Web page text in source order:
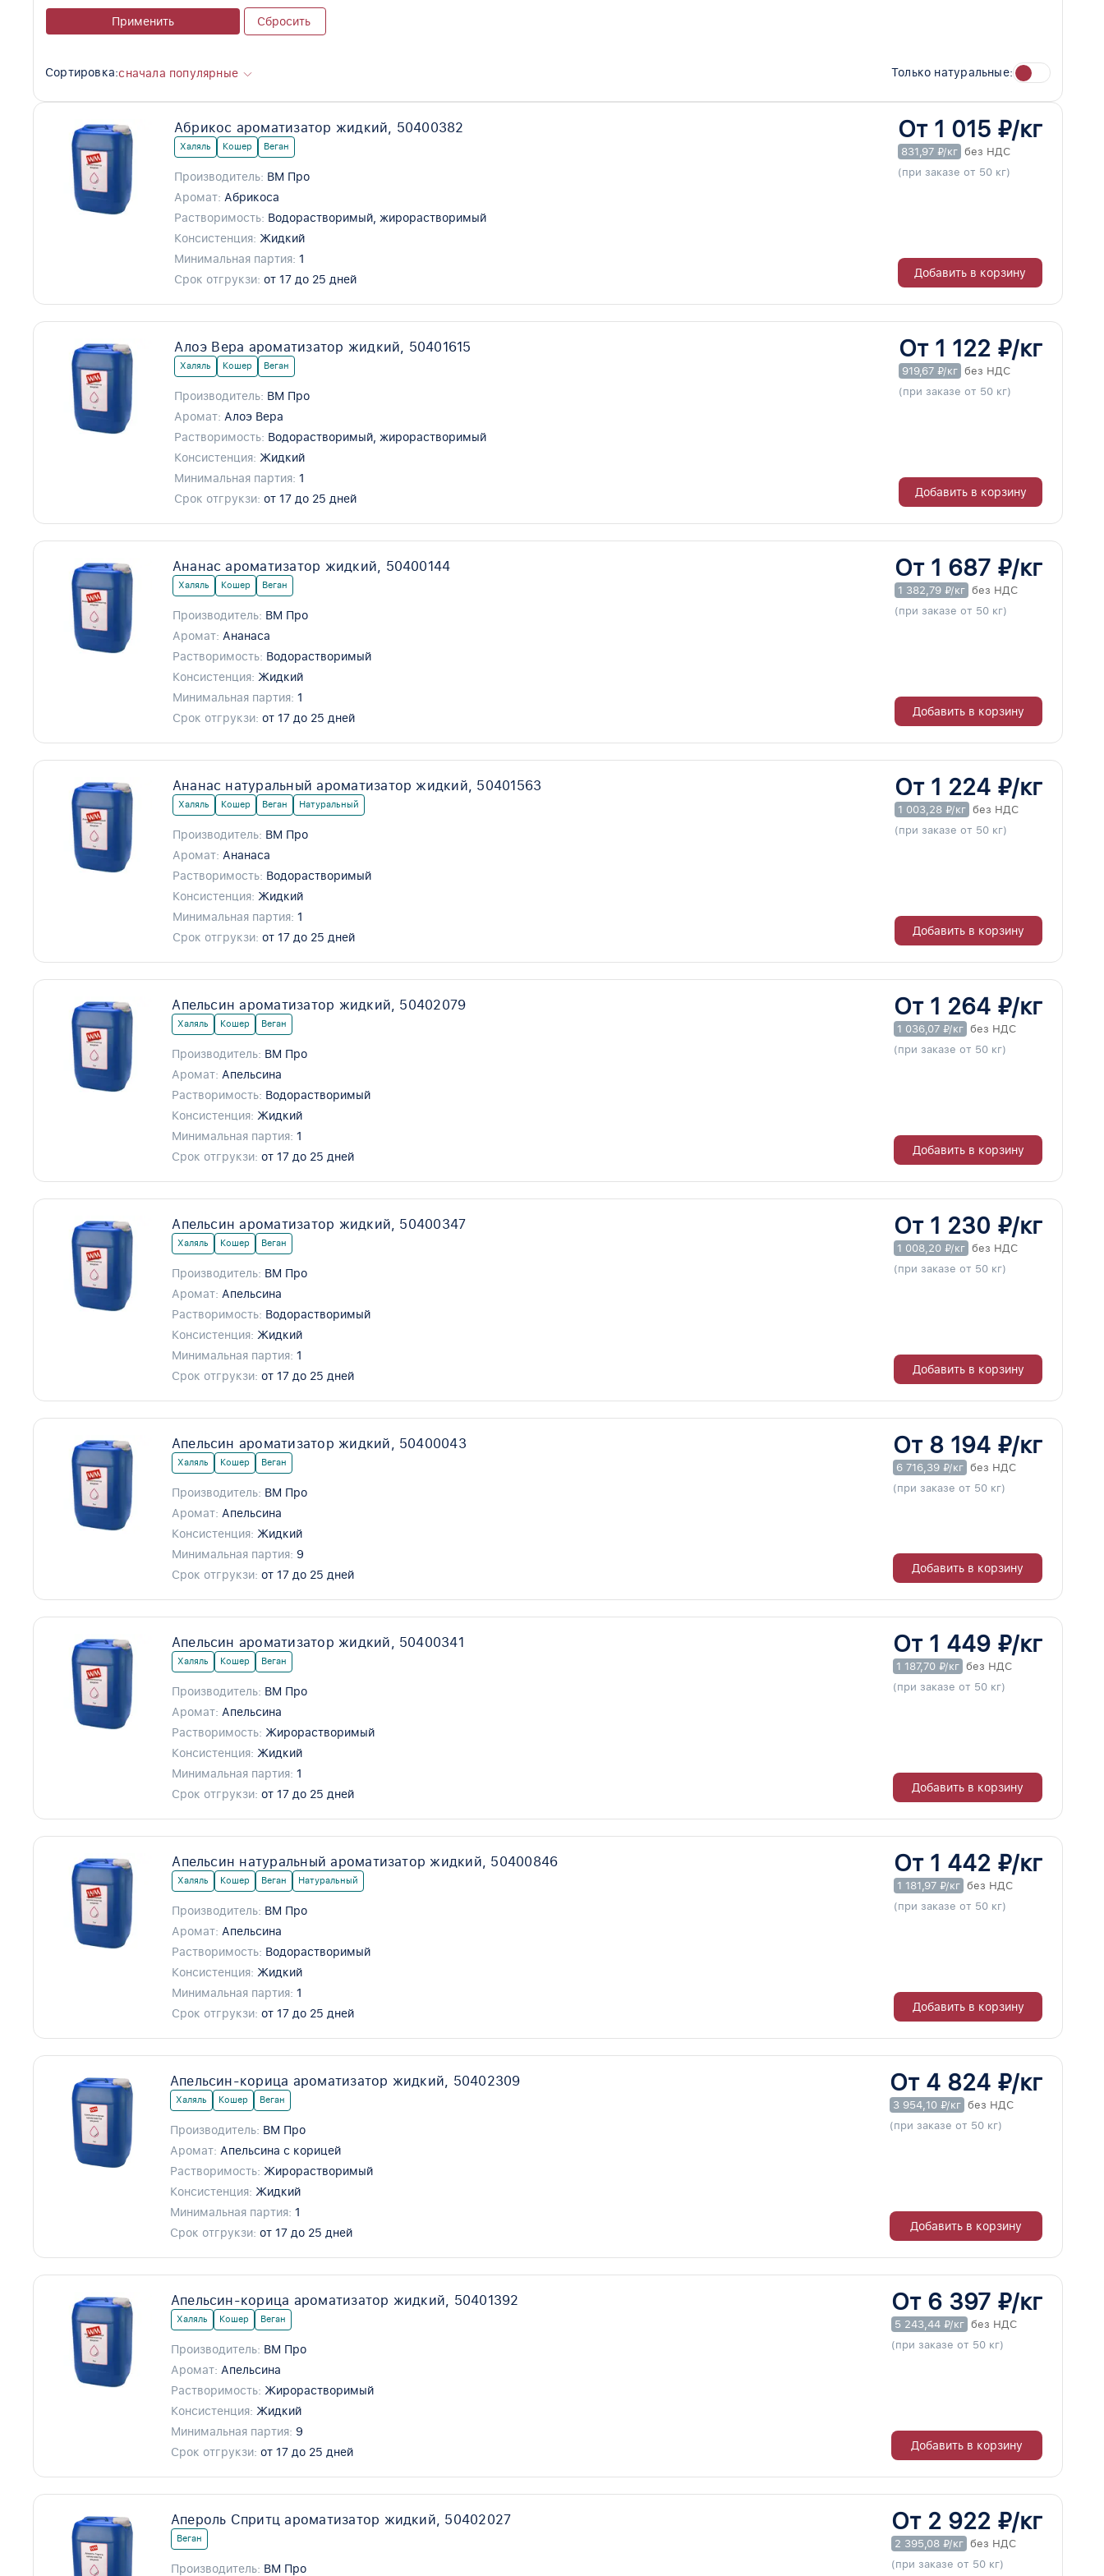
Применить Сбросить
Сортировка:сначала популярные Только натуральные:
Абрикос ароматизатор жидкий, 50400382
Халяль Кошер Веган
Производитель: ВМ Про
Аромат: Абрикоса
Растворимость: Водорастворимый, жирорастворимый
Консистенция: Жидкий
Минимальная партия: 1
Срок отгрукзи: от 17 до 25 дней
От 1 015 ₽/кг
831,97 ₽/кг без НДС
(при заказе от 50 кг)
Добавить в корзину
Алоэ Вера ароматизатор жидкий, 50401615
Халяль Кошер Веган
Производитель: ВМ Про
Аромат: Алоэ Вера
Растворимость: Водорастворимый, жирорастворимый
Консистенция: Жидкий
Минимальная партия: 1
Срок отгрукзи: от 17 до 25 дней
От 1 122 ₽/кг
919,67 ₽/кг без НДС
(при заказе от 50 кг)
Добавить в корзину
Ананас ароматизатор жидкий, 50400144
Халяль Кошер Веган
Производитель: ВМ Про
Аромат: Ананаса
Растворимость: Водорастворимый
Консистенция: Жидкий
Минимальная партия: 1
Срок отгрукзи: от 17 до 25 дней
От 1 687 ₽/кг
1 382,79 ₽/кг без НДС
(при заказе от 50 кг)
Добавить в корзину
Ананас натуральный ароматизатор жидкий, 50401563
Халяль Кошер Веган Натуральный
Производитель: ВМ Про
Аромат: Ананаса
Растворимость: Водорастворимый
Консистенция: Жидкий
Минимальная партия: 1
Срок отгрукзи: от 17 до 25 дней
От 1 224 ₽/кг
1 003,28 ₽/кг без НДС
(при заказе от 50 кг)
Добавить в корзину
Апельсин ароматизатор жидкий, 50402079
Халяль Кошер Веган
Производитель: ВМ Про
Аромат: Апельсина
Растворимость: Водорастворимый
Консистенция: Жидкий
Минимальная партия: 1
Срок отгрукзи: от 17 до 25 дней
От 1 264 ₽/кг
1 036,07 ₽/кг без НДС
(при заказе от 50 кг)
Добавить в корзину
Апельсин ароматизатор жидкий, 50400347
Халяль Кошер Веган
Производитель: ВМ Про
Аромат: Апельсина
Растворимость: Водорастворимый
Консистенция: Жидкий
Минимальная партия: 1
Срок отгрукзи: от 17 до 25 дней
От 1 230 ₽/кг
1 008,20 ₽/кг без НДС
(при заказе от 50 кг)
Добавить в корзину
Апельсин ароматизатор жидкий, 50400043
Халяль Кошер Веган
Производитель: ВМ Про
Аромат: Апельсина
Консистенция: Жидкий
Минимальная партия: 9
Срок отгрукзи: от 17 до 25 дней
От 8 194 ₽/кг
6 716,39 ₽/кг без НДС
(при заказе от 50 кг)
Добавить в корзину
Апельсин ароматизатор жидкий, 50400341
Халяль Кошер Веган
Производитель: ВМ Про
Аромат: Апельсина
Растворимость: Жирорастворимый
Консистенция: Жидкий
Минимальная партия: 1
Срок отгрукзи: от 17 до 25 дней
От 1 449 ₽/кг
1 187,70 ₽/кг без НДС
(при заказе от 50 кг)
Добавить в корзину
Апельсин натуральный ароматизатор жидкий, 50400846
Халяль Кошер Веган Натуральный
Производитель: ВМ Про
Аромат: Апельсина
Растворимость: Водорастворимый
Консистенция: Жидкий
Минимальная партия: 1
Срок отгрукзи: от 17 до 25 дней
От 1 442 ₽/кг
1 181,97 ₽/кг без НДС
(при заказе от 50 кг)
Добавить в корзину
Апельсин-корица ароматизатор жидкий, 50402309
Халяль Кошер Веган
Производитель: ВМ Про
Аромат: Апельсина с корицей
Растворимость: Жирорастворимый
Консистенция: Жидкий
Минимальная партия: 1
Срок отгрукзи: от 17 до 25 дней
От 4 824 ₽/кг
3 954,10 ₽/кг без НДС
(при заказе от 50 кг)
Добавить в корзину
Апельсин-корица ароматизатор жидкий, 50401392
Халяль Кошер Веган
Производитель: ВМ Про
Аромат: Апельсина
Растворимость: Жирорастворимый
Консистенция: Жидкий
Минимальная партия: 9
Срок отгрукзи: от 17 до 25 дней
От 6 397 ₽/кг
5 243,44 ₽/кг без НДС
(при заказе от 50 кг)
Добавить в корзину
Апероль Спритц ароматизатор жидкий, 50402027
Веган
Производитель: ВМ Про
От 2 922 ₽/кг
2 395,08 ₽/кг без НДС
(при заказе от 50 кг)